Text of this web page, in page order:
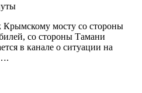
Крымскому мосту со стороны
со стороны Тамани
в канале о ситуации на